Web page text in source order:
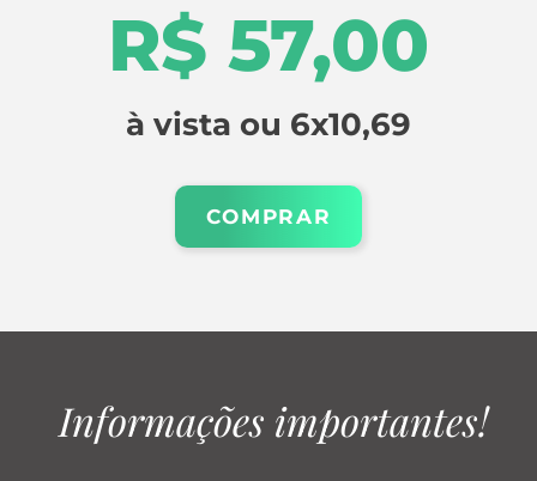
R$ 57,00
à vista ou 6x10,69
COMPRAR
Informações importantes!